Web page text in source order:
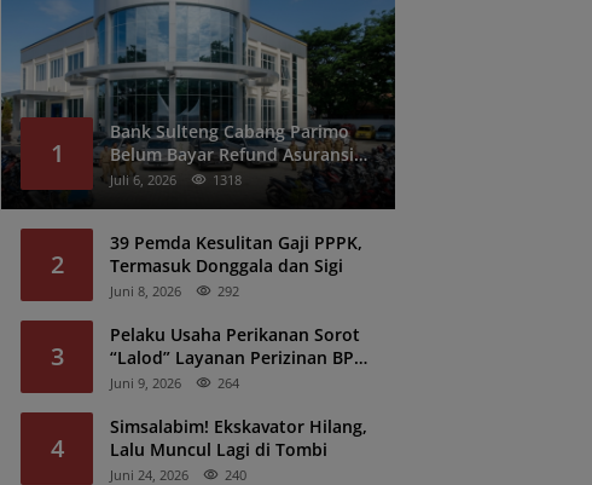
1
Bank Sulteng Cabang Parimo
Belum Bayar Refund Asuransi
Kredit PNS?
Juli 6, 2026 1318
2
39 Pemda Kesulitan Gaji PPPK,
Termasuk Donggala dan Sigi
Juni 8, 2026 292
3
Pelaku Usaha Perikanan Sorot
“Lalod” Layanan Perizinan BPK
Denpasar
Juni 9, 2026 264
4
Simsalabim! Ekskavator Hilang,
Lalu Muncul Lagi di Tombi
Juni 24, 2026 240